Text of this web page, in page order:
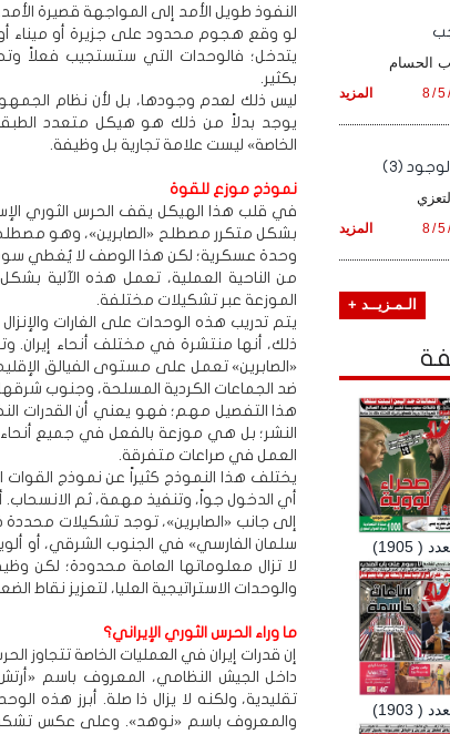
النفوذ طويل الأمد إلى المواجهة قصيرة الأمد.
لو وقع هجوم محدود على جزيرة أو ميناء
يتدخل؛ فالوحدات التي ستستجيب فعلاً
بكثير.
ليس ذلك لعدم وجودها، بل لأن نظام
يوجد بدلاً من ذلك هو هيكل متعدد
الخاصة» ليست علامة تجارية بل وظيفة.
نموذج موزع للقوة
في قلب هذا الهيكل يقف الحرس الثوري
بشكل متكرر مصطلح «الصابرين»، وهو
وحدة عسكرية؛ لكن هذا الوصف لا يُغطي
من الناحية العملية، تعمل هذه الآلية
الموزعة عبر تشكيلات مختلفة.
يتم تدريب هذه الوحدات على الغارات
ذلك، أنها منتشرة في مختلف أنحاء إيران.
«الصابرين» تعمل على مستوى الفيالق
ضد الجماعات الكردية المسلحة، وجنوب
هذا التفصيل مهم؛ فهو يعني أن القدرات
النشر؛ بل هي موزعة بالفعل في جميع أنحاء
العمل في صراعات متفرقة.
يختلف هذا النموذج كثيراً عن نموذج القوات
أي الدخول جواً، وتنفيذ مهمة، ثم الانسحاب.
إلى جانب «الصابرين»، توجد تشكيلات محددة
سلمان الفارسي» في الجنوب الشرقي، أو
لا تزال معلوماتها العامة محدودة؛ لكن
والوحدات الاستراتيجية العليا، لتعزيز نقاط
ما وراء الحرس الثوري الإيراني؟
إن قدرات إيران في العمليات الخاصة تتجاوز
داخل الجيش النظامي، المعروف باسم
والمعروف باسم «نوهد». وعلى عكس
الحسام
المزيد 8/
(3)
المزيد 8/
الـمـزيــد +
( 1905)
( 1903)